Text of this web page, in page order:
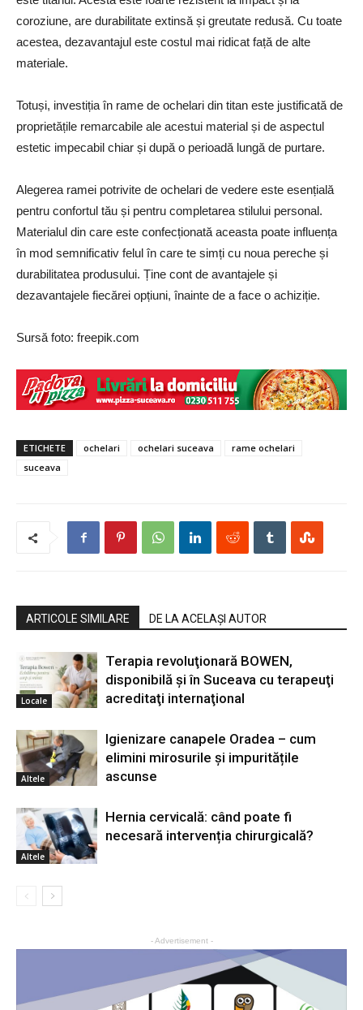
coroziune, are durabilitate extinsă și greutate redusă. Cu toate
acestea, dezavantajul este costul mai ridicat față de alte
materiale.
Totuși, investiția în rame de ochelari din titan este justificată de
proprietățile remarcabile ale acestui material și de aspectul
estetic impecabil chiar și după o perioadă lungă de purtare.
Alegerea ramei potrivite de ochelari de vedere este esențială
pentru confortul tău și pentru completarea stilului personal.
Materialul din care este confecționată aceasta poate influența
în mod semnificativ felul în care te simți cu noua pereche și
durabilitatea produsului. Ține cont de avantajele și
dezavantajele fiecărei opțiuni, înainte de a face o achiziție.
Sursă foto: freepik.com
ETICHETE ochelari ochelari suceava
rame ochelari
suceava
ARTICOLE SIMILARE DE LA ACELAȘI AUTOR
Locale
Terapia revoluţionară BOWEN,
disponibilă şi în Suceava cu terapeuţi
acreditaţi internaţional
Altele
Igienizare canapele Oradea – cum
elimini mirosurile și impuritățile
ascunse
Altele
Hernia cervicală: când poate fi
necesară intervenția chirurgicală?
- Advertisement -